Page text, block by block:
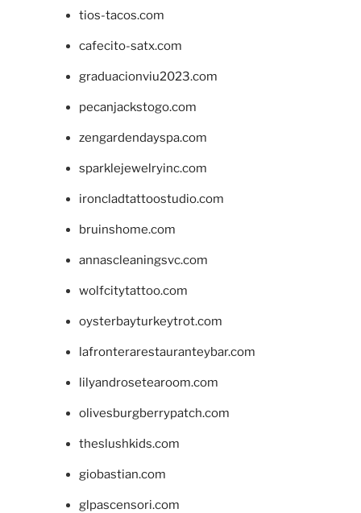
tios-tacos.com
cafecito-satx.com
graduacionviu2023.com
pecanjackstogo.com
zengardendayspa.com
sparklejewelryinc.com
ironcladtattoostudio.com
bruinshome.com
annascleaningsvc.com
wolfcitytattoo.com
oysterbayturkeytrot.com
lafronterarestauranteybar.com
lilyandrosetearoom.com
olivesburgberrypatch.com
theslushkids.com
giobastian.com
glpascensori.com